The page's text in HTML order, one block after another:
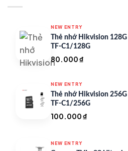
NEW ENTRY
Thẻ nhớ Hikvision
TF-C1/128G
80.000₫
NEW ENTRY
Thẻ nhớ Hikvision
TF-C1/256G
100.000₫
NEW ENTRY